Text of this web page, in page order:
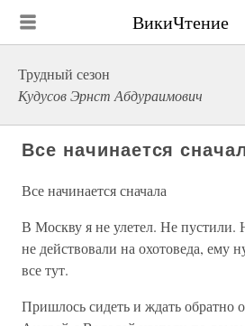
ВикиЧтение
Трудный сезон
Кудусов Эрнст Абдураимович
Все начинается
Все начинается сначала
В Москву я не улетел. Не
не действовали на охотоведа,
все тут.
Пришлось сидеть и ждать обратно